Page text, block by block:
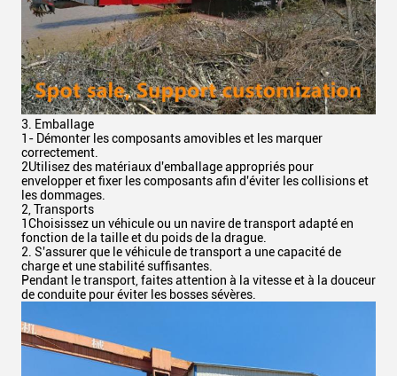
3. Emballage
1- Démonter les composants amovibles et les marquer
correctement.
2Utilisez des matériaux d'emballage appropriés pour
envelopper et fixer les composants afin d'éviter les collisions et
les dommages.
2, Transports
1Choisissez un véhicule ou un navire de transport adapté en
fonction de la taille et du poids de la drague.
2. S'assurer que le véhicule de transport a une capacité de
charge et une stabilité suffisantes.
Pendant le transport, faites attention à la vitesse et à la douceur
de conduite pour éviter les bosses sévères.